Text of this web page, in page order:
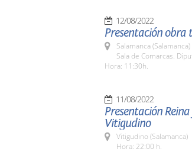
12/08/2022
Presentación
Salamanca (Salamanca)
Sala de Comarcas.
Hora: 11:30h.
11/08/2022
Presentación
Vitigudino
Vitigudino (Salamanca)
Hora: 22:00 h.